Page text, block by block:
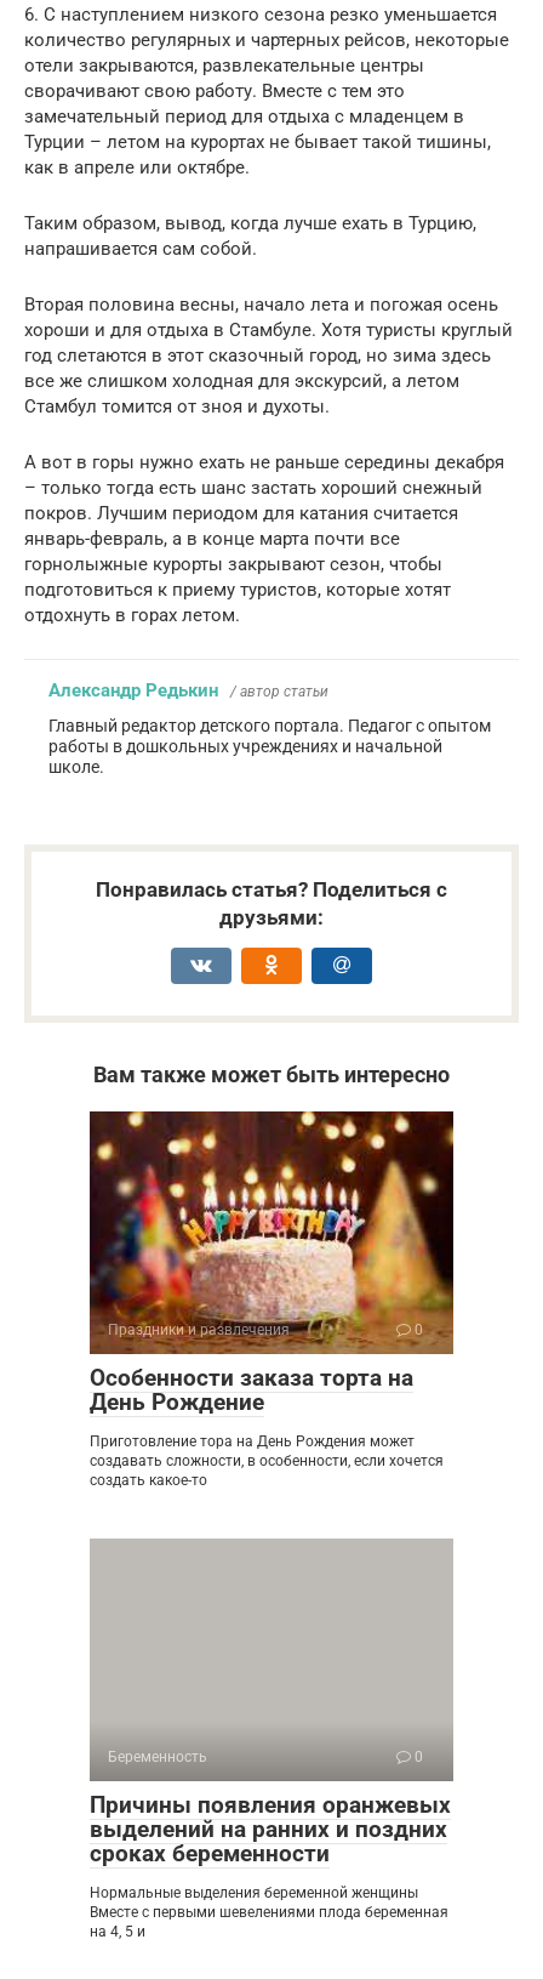
6. С наступлением низкого сезона резко уменьшается
количество регулярных и чартерных рейсов, некоторые
отели закрываются, развлекательные центры
сворачивают свою работу. Вместе с тем это
замечательный период для отдыха с младенцем в
Турции – летом на курортах не бывает такой тишины,
как в апреле или октябре.
Таким образом, вывод, когда лучше ехать в Турцию,
напрашивается сам собой.
Вторая половина весны, начало лета и погожая осень
хороши и для отдыха в Стамбуле. Хотя туристы круглый
год слетаются в этот сказочный город, но зима здесь
все же слишком холодная для экскурсий, а летом
Стамбул томится от зноя и духоты.
А вот в горы нужно ехать не раньше середины декабря
– только тогда есть шанс застать хороший снежный
покров. Лучшим периодом для катания считается
январь-февраль, а в конце марта почти все
горнолыжные курорты закрывают сезон, чтобы
подготовиться к приему туристов, которые хотят
отдохнуть в горах летом.
Александр Редькин / автор статьи
Главный редактор детского портала. Педагог с опытом
работы в дошкольных учреждениях и начальной
школе.
Понравилась статья? Поделиться с
друзьями:
Вам также может быть интересно
Праздники и развлечения 0
Особенности заказа торта на
День Рождение
Приготовление тора на День Рождения может
создавать сложности, в особенности, если хочется
создать какое-то
Беременность 0
Причины появления оранжевых
выделений на ранних и поздних
сроках беременности
Нормальные выделения беременной женщины
Вместе с первыми шевелениями плода беременная
на 4, 5 и